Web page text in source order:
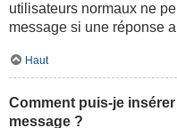
utilisateurs normaux ne
message si une réponse
Haut
Comment puis-je
message ?